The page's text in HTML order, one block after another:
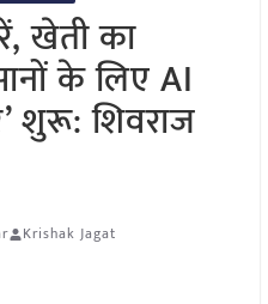
खेती का
के लिए AI
शुरू: शिवराज
Krishak Jagat